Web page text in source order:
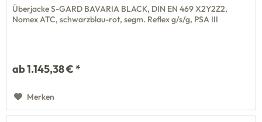
Überjacke S-GARD BAVARIA BLACK, DIN EN 469 X2Y2Z2,
Nomex ATC, schwarzblau-rot, segm. Reflex g/s/g, PSA III
ab 1.145,38 € *
Merken